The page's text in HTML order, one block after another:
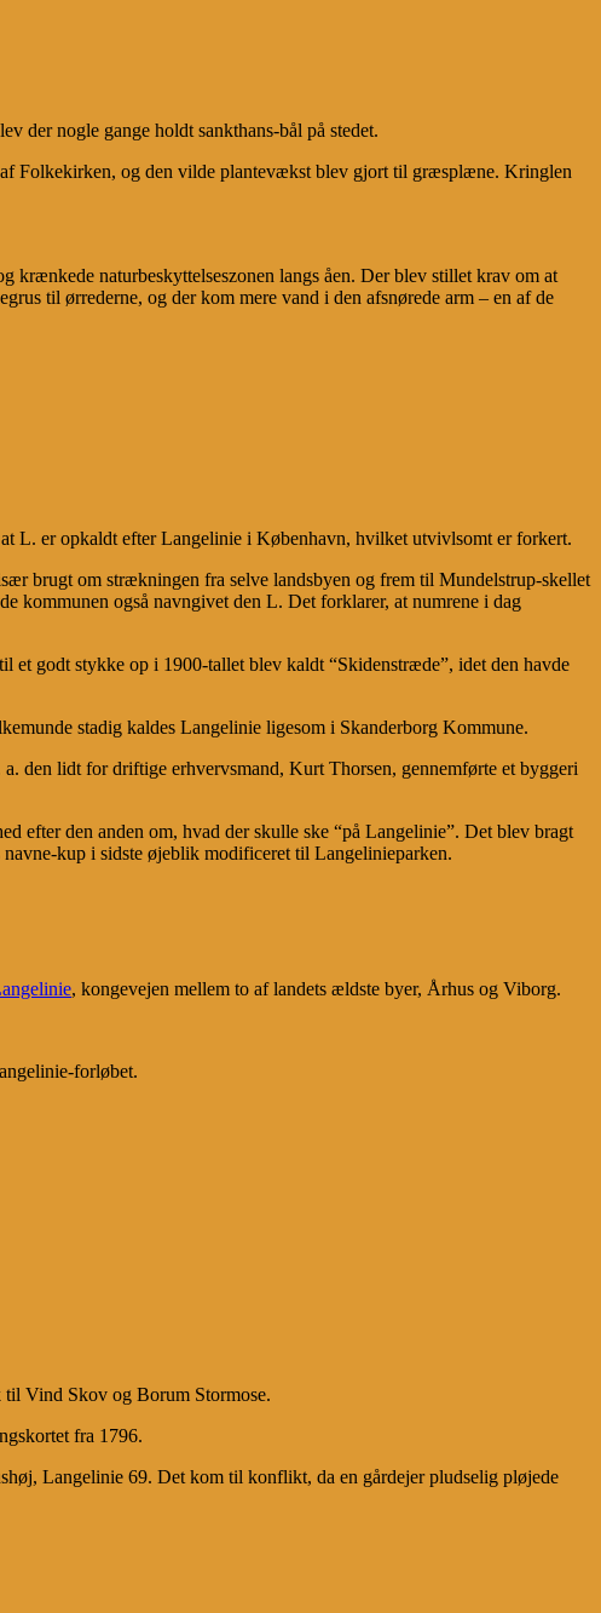
der nogle gange holdt sankthans-bål på stedet.
Folkekirken, og den vilde plantevækst blev gjort til græsplæne. Kringlen
krænkede naturbeskyttelseszonen langs åen. Der blev stillet krav om at
til ørrederne, og der kom mere vand i den afsnørede arm – en af de
L. er opkaldt efter Langelinie i København, hvilket utvivlsomt er forkert.
brugt om strækningen fra selve landsbyen og frem til Mundelstrup-skellet
kommunen også navngivet den L. Det forklarer, at numrene i dag
godt stykke op i 1900-tallet blev kaldt “Skidenstræde”, idet den havde
stadig kaldes Langelinie ligesom i Skanderborg Kommune.
den lidt for driftige erhvervsmand, Kurt Thorsen, gennemførte et byggeri
efter den anden om, hvad der skulle ske “på Langelinie”. Det blev bragt
kup i sidste øjeblik modificeret til Langelinieparken.
, kongevejen mellem to af landets ældste byer, Århus og Viborg.
forløbet.
Vind Skov og Borum Stormose.
fra 1796.
Langelinie 69. Det kom til konflikt, da en gårdejer pludselig pløjede